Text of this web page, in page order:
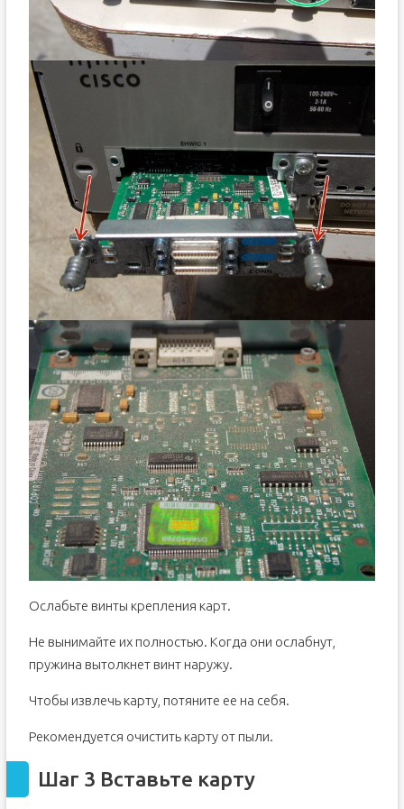
Ослабьте винты крепления карт.
Не вынимайте их полностью. Когда они ослабнут,
пружина вытолкнет винт наружу.
Чтобы извлечь карту, потяните ее на себя.
Рекомендуется очистить карту от пыли.
Шаг 3 Вставьте карту